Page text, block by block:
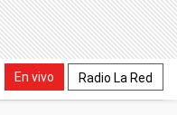
En vivo Radio La Red